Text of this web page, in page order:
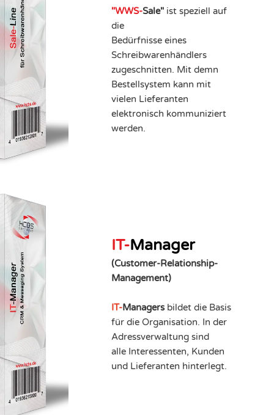
"WWS-Sale" ist speziell auf
die
Bedürfnisse eines
Schreibwarenhändlers
zugeschnitten. Mit demn
Bestellsystem kann mit
vielen Lieferanten
elektronisch kommuniziert
werden.
IT-Manager
(Customer-Relationship-
Management)
IT-Managersbildet die Basis
für die Organisation. In der
Adressverwaltung sind
alle Interessenten, Kunden
und Lieferanten hinterlegt.